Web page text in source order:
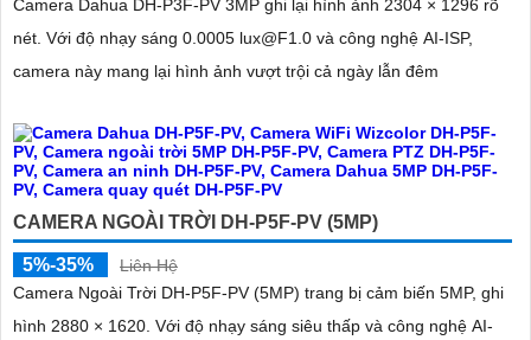
Camera Dahua DH-P3F-PV 3MP ghi lại hình ảnh 2304 × 1296 rõ
nét. Với độ nhạy sáng 0.0005 lux@F1.0 và công nghệ AI-ISP,
camera này mang lại hình ảnh vượt trội cả ngày lẫn đêm
CAMERA NGOÀI TRỜI DH-P5F-PV (5MP)
5%-35%
Liên Hệ
Camera Ngoài Trời DH-P5F-PV (5MP) trang bị cảm biến 5MP, ghi
hình 2880 × 1620. Với độ nhạy sáng siêu thấp và công nghệ AI-